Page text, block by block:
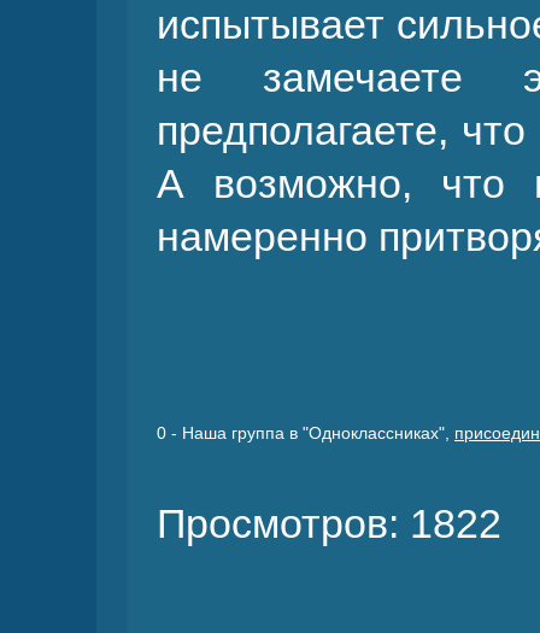
испытывает
не замечаете
предполагаете,
А возможно, что
намеренно
0 - Наша группа в "Одноклассниках",
Просмотров: 1822